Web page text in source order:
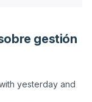
gestión
yesterday and